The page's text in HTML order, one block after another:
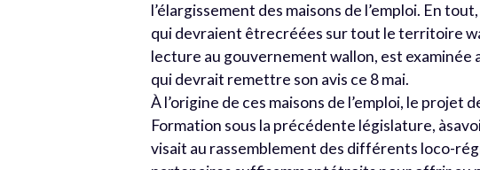
l’élargissement des maisons de l’emploi. En
qui devraient êtrecréées sur tout le territoire
lecture au gouvernement wallon, est
qui devrait remettre son avis ce 8 mai.
À l’origine de ces maisons de l’emploi, le projet
Formation sous la précédente législature,
visait au rassemblement des différents loco-